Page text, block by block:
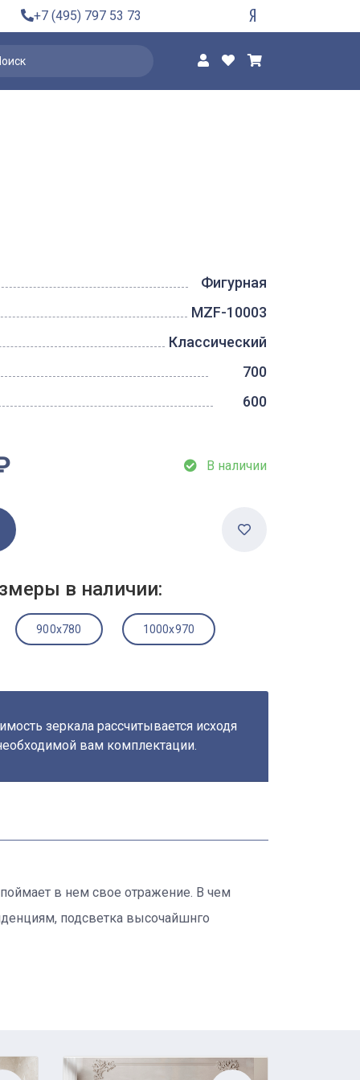
+7 (495) 797 53 73
Фигурная
MZF-10003
Классический
700
600
В наличии
в наличии:
900x780 1000x970
зеркала рассчитывается исходя
вам комплектации.
в нем свое отражение. В чем
подсветка высочайшнго